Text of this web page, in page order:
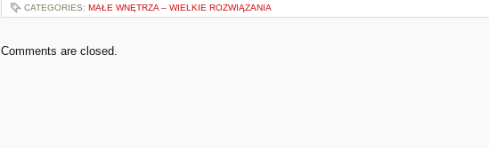
CATEGORIES: MAŁE WNĘTRZA – WIELKIE ROZWIĄZANIA
Comments are closed.